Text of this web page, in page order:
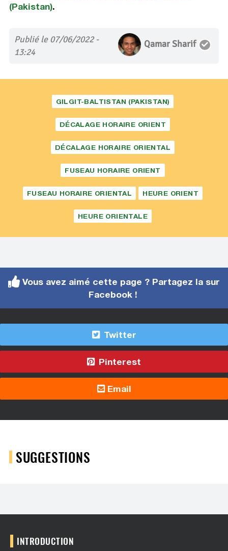
(Pakistan).
Publié le 07/06/2022 -
13:24
Qamar Sharif
GILGIT-BALTISTAN (PAKISTAN)
DÉCALAGE HORAIRE ORIENT
DÉCALAGE HORAIRE ORIENTAL
FUSEAU HORAIRE ORIENT
FUSEAU HORAIRE ORIENTAL HEURE ORIENT
HEURE ORIENTALE
Vous avez aimé cette page ? Partagez la sur
Facebook !
Twitter
Pinterest
Email
SUGGESTIONS
INTRODUCTION